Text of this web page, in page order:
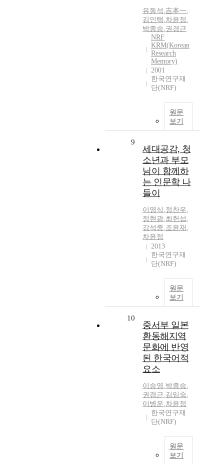
유동석 ,吉本一,
김인택 ,차윤정 ,
박종승,권경근
NRF
KRM(Korean
Research
Memory)
2001
한국연구재
단(NRF)
원문
보기
9
세대공감, 청
소년과 부모
님이 함께하
는 인문학 나
들이
이영식 ,정찬우,
정현광,최헌섭 ,
강석중,조윤재 ,
차윤정
2013
한국연구재
단(NRF)
원문
보기
10
중서부 일본
환동해지역
문화에 반영
된 한국어적
요소
이승영 ,박종승,
권경근,김임숙,
이병운,차윤정
한국연구재
단(NRF)
원문
보기